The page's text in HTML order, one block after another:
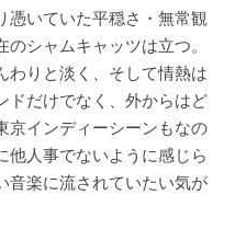
憑いていた平穏さ・無常観
シャムキャッツは立つ。
わりと淡く、そして情熱は
ドだけでなく、外からはど
京インディーシーンもなの
他人事でないように感じら
音楽に流されていたい気が